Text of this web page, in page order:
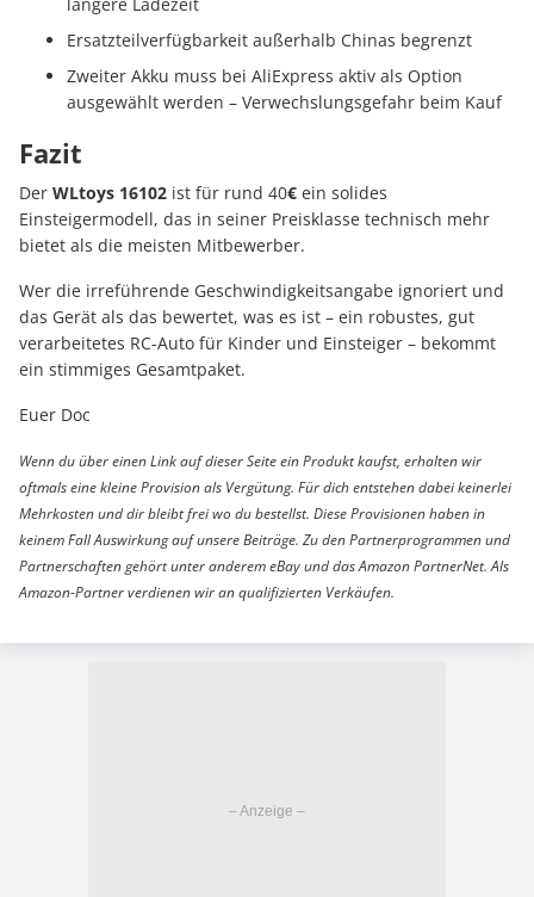
längere Ladezeit
Ersatzteilverfügbarkeit außerhalb Chinas begrenzt
Zweiter Akku muss bei AliExpress aktiv als Option
ausgewählt werden – Verwechslungsgefahr beim Kauf
Fazit
Der WLtoys 16102 ist für rund 40€ ein solides
Einsteigermodell, das in seiner Preisklasse technisch mehr
bietet als die meisten Mitbewerber.
Wer die irreführende Geschwindigkeitsangabe ignoriert und
das Gerät als das bewertet, was es ist – ein robustes, gut
verarbeitetes RC-Auto für Kinder und Einsteiger – bekommt
ein stimmiges Gesamtpaket.
Euer Doc
Wenn du über einen Link auf dieser Seite ein Produkt kaufst, erhalten wir
oftmals eine kleine Provision als Vergütung. Für dich entstehen dabei keinerlei
Mehrkosten und dir bleibt frei wo du bestellst. Diese Provisionen haben in
keinem Fall Auswirkung auf unsere Beiträge. Zu den Partnerprogrammen und
Partnerschaften gehört unter anderem eBay und das Amazon PartnerNet. Als
Amazon-Partner verdienen wir an qualifizierten Verkäufen.